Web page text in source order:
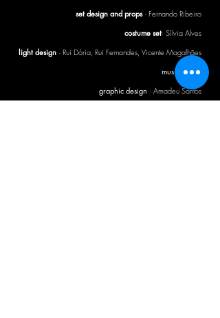
set design and props· Fernando Ribeiro
costume set· Sílvia Alves
light design · Rui Dória, Rui Fernandes, Vicente Magalhães
music
· Nico
graphic design · Amadeu Santos